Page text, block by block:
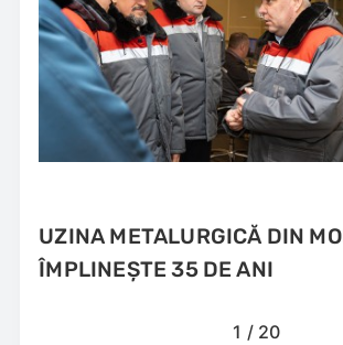
UZINA METALURGICĂ DIN
ÎMPLINEȘTE 35 DE ANI
1 / 20